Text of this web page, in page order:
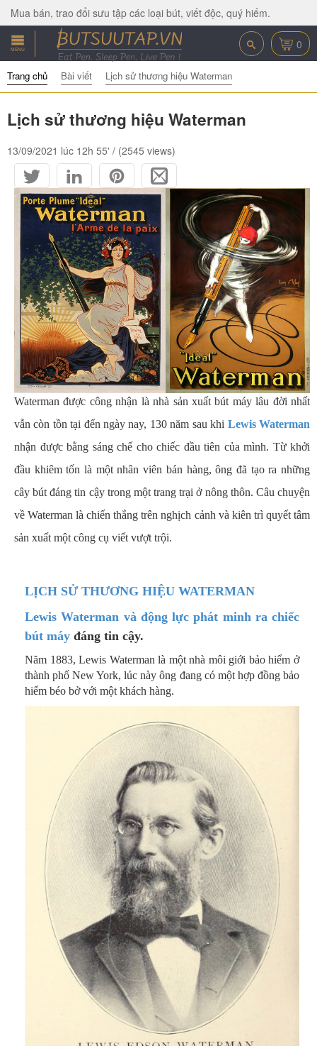
Mua bán, trao đổi sưu tập các loại bút, viết độc, quý hiếm.
MENU 0
Trang chủ Bài viết Lịch sử thương hiệu Waterman
Lịch sử thương hiệu Waterman
13/09/2021 lúc 12h 55' / (2545 views)
Waterman được công nhận là nhà sản xuất bút máy lâu đời nhất
vẫn còn tồn tại đến ngày nay, 130 năm sau khi Lewis Waterman
nhận được bằng sáng chế cho chiếc đầu tiên của mình. Từ khởi
đầu khiêm tốn là một nhân viên bán hàng, ông đã tạo ra những
cây bút đáng tin cậy trong một trang trại ở nông thôn. Câu chuyện
về Waterman là chiến thắng trên nghịch cảnh và kiên trì quyết tâm
sản xuất một công cụ viết vượt trội.
LỊCH SỬ THƯƠNG HIỆU WATERMAN
Lewis Waterman và động lực phát minh ra chiếc
bút máy đáng tin cậy.
Năm 1883, Lewis Waterman là một nhà môi giới bảo hiểm ở
thành phố New York, lúc này ông đang có một hợp đồng bảo
hiểm béo bở với một khách hàng.